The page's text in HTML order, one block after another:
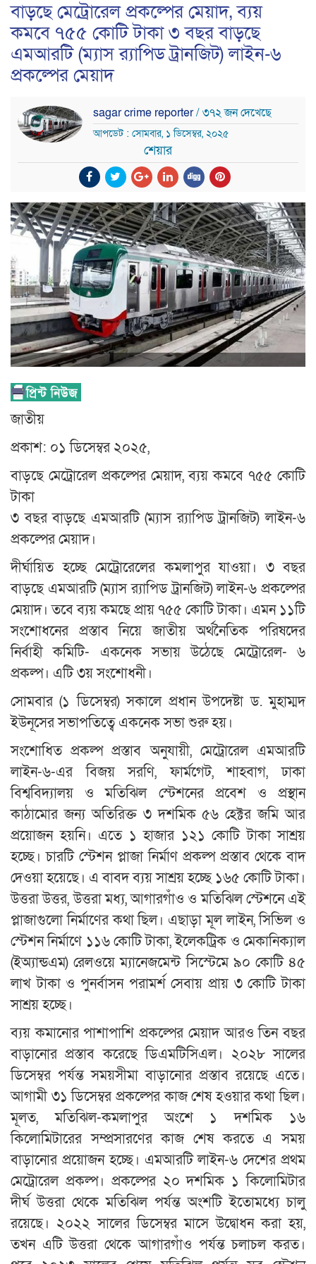
বাড়ছে মেট্রোরেল প্রকল্পের মেয়াদ, ব্যয়
কমবে ৭৫৫ কোটি টাকা ৩ বছর বাড়ছে
এমআরটি (ম্যাস র‍্যাপিড ট্রানজিট) লাইন-৬
প্রকল্পের মেয়াদ
sagar crime reporter/ ৩৭২ জন দেখেছে
আপডেট : সোমবার, ১ ডিসেম্বর, ২০২৫
শেয়ার
জাতীয়
প্রকাশ: ০১ ডিসেম্বর ২০২৫,
বাড়ছে মেট্রোরেল প্রকল্পের মেয়াদ, ব্যয় কমবে ৭৫৫ কোটি
টাকা
৩ বছর বাড়ছে এমআরটি (ম্যাস র‍্যাপিড ট্রানজিট) লাইন-৬
প্রকল্পের মেয়াদ।
দীর্ঘায়িত হচ্ছে মেট্রোরেলের কমলাপুর যাওয়া। ৩ বছর
বাড়ছে এমআরটি (ম্যাস র‍্যাপিড ট্রানজিট) লাইন-৬ প্রকল্পের
মেয়াদ। তবে ব্যয় কমছে প্রায় ৭৫৫ কোটি টাকা। এমন ১১টি
সংশোধনের প্রস্তাব নিয়ে জাতীয় অর্থনৈতিক পরিষদের
নির্বাহী কমিটি- একনেক সভায় উঠেছে মেট্রোরেল- ৬
প্রকল্প। এটি ৩য় সংশোধনী।
সোমবার (১ ডিসেম্বর) সকালে প্রধান উপদেষ্টা ড. মুহাম্মদ
ইউনূসের সভাপতিত্বে একনেক সভা শুরু হয়।
সংশোধিত প্রকল্প প্রস্তাব অনুযায়ী, মেট্রোরেল এমআরটি
লাইন-৬-এর বিজয় সরণি, ফার্মগেট, শাহবাগ, ঢাকা
বিশ্ববিদ্যালয় ও মতিঝিল স্টেশনের প্রবেশ ও প্রস্থান
কাঠামোর জন্য অতিরিক্ত ৩ দশমিক ৫৬ হেক্টর জমি আর
প্রয়োজন হয়নি। এতে ১ হাজার ১২১ কোটি টাকা সাশ্রয়
হচ্ছে। চারটি স্টেশন প্লাজা নির্মাণ প্রকল্প প্রস্তাব থেকে বাদ
দেওয়া হয়েছে। এ বাবদ ব্যয় সাশ্রয় হচ্ছে ১৬৫ কোটি টাকা।
উত্তরা উত্তর, উত্তরা মধ্য, আগারগাঁও ও মতিঝিল স্টেশনে এই
প্লাজাগুলো নির্মাণের কথা ছিল। এছাড়া মূল লাইন, সিভিল ও
স্টেশন নির্মাণে ১১৬ কোটি টাকা, ইলেকট্রিক ও মেকানিক্যাল
(ইঅ্যান্ডএম) রেলওয়ে ম্যানেজমেন্ট সিস্টেমে ৯০ কোটি ৪৫
লাখ টাকা ও পুনর্বাসন পরামর্শ সেবায় প্রায় ৩ কোটি টাকা
সাশ্রয় হচ্ছে।
ব্যয় কমানোর পাশাপাশি প্রকল্পের মেয়াদ আরও তিন বছর
বাড়ানোর প্রস্তাব করেছে ডিএমটিসিএল। ২০২৮ সালের
ডিসেম্বর পর্যন্ত সময়সীমা বাড়ানোর প্রস্তাব রয়েছে এতে।
আগামী ৩১ ডিসেম্বর প্রকল্পের কাজ শেষ হওয়ার কথা ছিল।
মূলত, মতিঝিল-কমলাপুর অংশে ১ দশমিক ১৬
কিলোমিটারের সম্প্রসারণের কাজ শেষ করতে এ সময়
বাড়ানোর প্রয়োজন হচ্ছে। এমআরটি লাইন-৬ দেশের প্রথম
মেট্রোরেল প্রকল্প। প্রকল্পের ২০ দশমিক ১ কিলোমিটার
দীর্ঘ উত্তরা থেকে মতিঝিল পর্যন্ত অংশটি ইতোমধ্যে চালু
রয়েছে। ২০২২ সালের ডিসেম্বর মাসে উদ্বোধন করা হয়,
তখন এটি উত্তরা থেকে আগারগাঁও পর্যন্ত চলাচল করত।